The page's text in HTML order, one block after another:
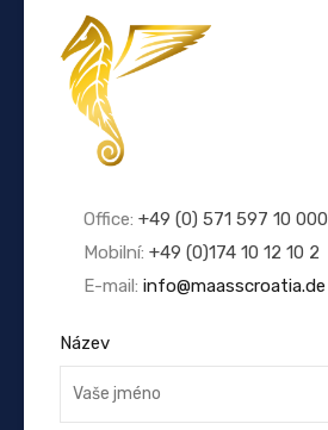
Office: +49 (0) 571 597 10 000
Mobilní: +49 (0)174 10 12 10 2
E-mail: info@maasscroatia.de
Název